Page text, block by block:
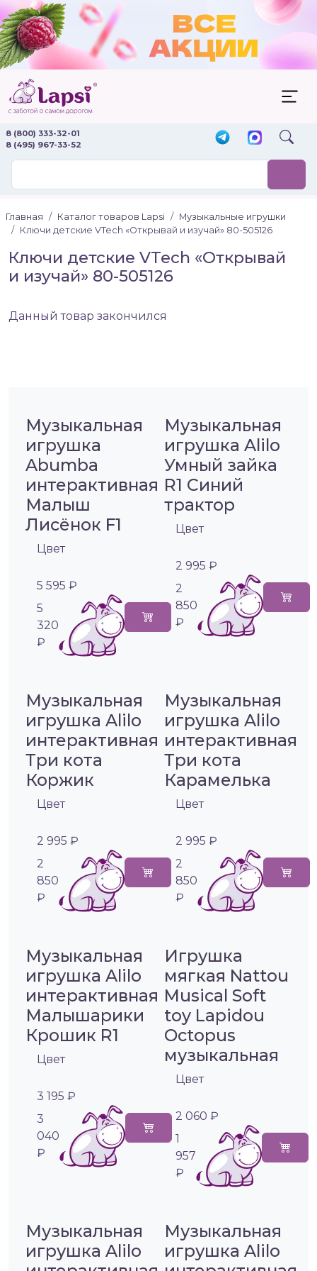
8 (800) 333-32-01
8 (495) 967-33-52
Главная Каталог товаров Lapsi
Музыкальные игрушки
Ключи детские VTech «Открывай и изучай» 80-505126
Ключи детские VTech «Открывай
и изучай» 80-505126
Данный товар закончился
Музыкальная
игрушка
Abumba
интерактивная
Малыш
Лисёнок F1
Цвет
5 595 ₽
5
320
₽
Музыкальная
игрушка Alilo
Умный зайка
R1 Синий
трактор
Цвет
2 995 ₽
2
850
₽
Музыкальная
игрушка Alilo
интерактивная
Три кота
Коржик
Цвет
2 995 ₽
2
850
₽
Музыкальная
игрушка Alilo
интерактивная
Три кота
Карамелька
Цвет
2 995 ₽
2
850
₽
Музыкальная
игрушка Alilo
интерактивная
Малышарики
Крошик R1
Цвет
3 195 ₽
3
040
₽
Игрушка
мягкая Nattou
Musical Soft
toy Lapidou
Octopus
музыкальная
Цвет
2 060 ₽
1
957
₽
Музыкальная
игрушка Alilo
Музыкальная
игрушка Alilo